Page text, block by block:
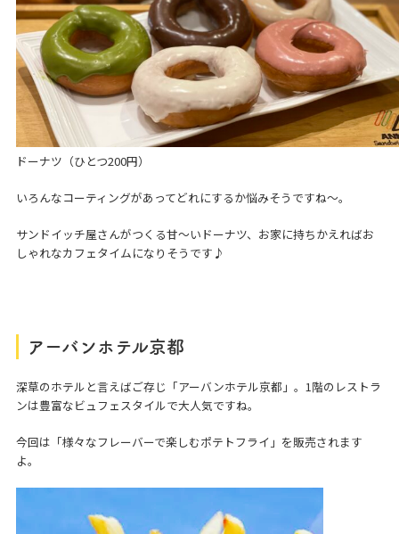
ドーナツ（ひとつ200円）
いろんなコーティングがあってどれにするか悩みそうですね～。
サンドイッチ屋さんがつくる甘～いドーナツ、お家に持ちかえればお
しゃれなカフェタイムになりそうです♪
アーバンホテル京都
深草のホテルと言えばご存じ「アーバンホテル京都」。1階のレストラ
ンは豊富なビュフェスタイルで大人気ですね。
今回は「様々なフレーバーで楽しむポテトフライ」を販売されます
よ。